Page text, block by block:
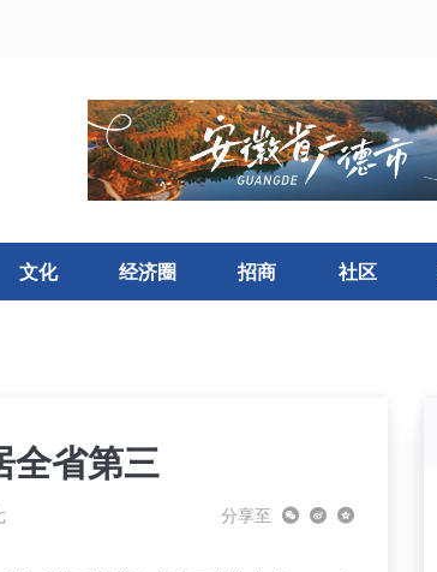
文化 经济圈 招商 社区
全省第三
分享至